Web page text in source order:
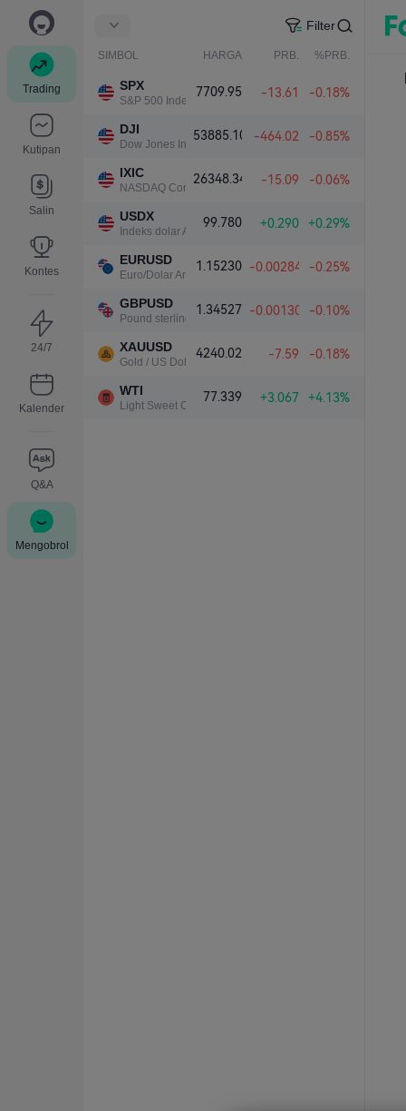
Trading
Kutipan
Salin
Kontes
24/7
Kalender
Q&A
Mengobrol
Filter
SIMBOL HARGA PRB. %PRB.
SPX
S&P 500 Index
7709.95 -13.61 -0.18%
DJI
Dow Jones Industrial Average
53885.10 -464.02 -0.85%
IXIC
NASDAQ Composite Index
26348.34 -15.09 -0.06%
USDX
Indeks dolar AS
99.780 +0.290 +0.29%
EURUSD
Euro/Dolar Amerika
1.15230 -0.00284 -0.25%
GBPUSD
Pound sterling/Dolar Amerika
1.34527 -0.00130 -0.10%
XAUUSD
Gold / US Dollar
4240.02 -7.59 -0.18%
WTI
Light Sweet Crude Oil
77.339 +3.067 +4.13%